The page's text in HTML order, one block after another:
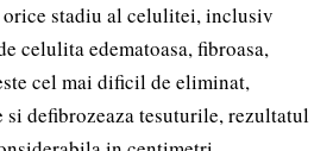
orice stadiu al celulitei, inclusiv
celulita edematoasa, fibroasa,
cel mai dificil de eliminat,
si defibrozeaza tesuturile, rezultatul